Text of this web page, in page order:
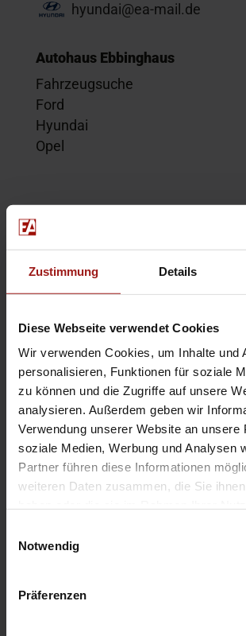
Zustimmung Details
Diese Webseite verwendet Cookies
Wir verwenden Cookies, um Inhalte und
personalisieren, Funktionen für soziale
zu können und die Zugriffe auf unsere
analysieren. Außerdem geben wir
Verwendung unserer Website an unsere
soziale Medien, Werbung und Analysen
Partner führen diese Informationen
weiteren Daten zusammen, die Sie
Notwendig
Präferenzen
hyundai@ea-mail.de
Autohaus Ebbinghaus
Fahrzeugsuche
Ford
Hyundai
Opel
Kontakt
Probefahrt
Service-Termin
EA Standorte
Ebbinghaus am Flughafen –
Ebbinghaus am Tierpark – Dortmund
Ebbinghaus Autozentrum –
Ebbinghaus Ford Store – Bochum
Ebbinghaus in Hamm
Ebbinghaus in Kamen
Ebbinghaus in Unna